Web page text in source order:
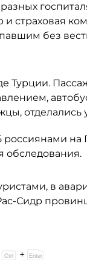
и страховая
без
Турции.
на
обследования.
в
Сидр
+